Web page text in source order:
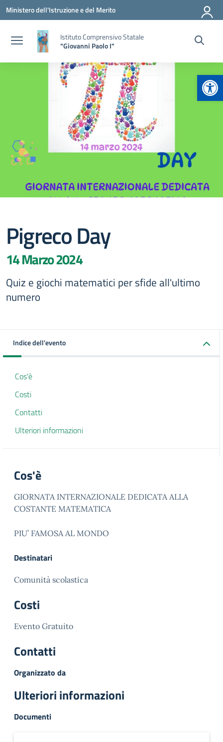
Vai ai contenuti
Vai al menu di navigazione
Vai al footer
Ministero dell'Istruzione e del Merito
Istituto Comprensivo Statale
"Giovanni Paolo I"
Pigreco Day
14 Marzo 2024
Quiz e giochi matematici per sfide all'ultimo
numero
Indice dell'evento
Cos'è
Costi
Contatti
Ulteriori informazioni
Cos'è
GIORNATA INTERNAZIONALE DEDICATA ALLA
COSTANTE MATEMATICA
PIU’ FAMOSA AL MONDO
Destinatari
Comunità scolastica
Costi
Evento Gratuito
Contatti
Organizzato da
Ulteriori informazioni
Documenti